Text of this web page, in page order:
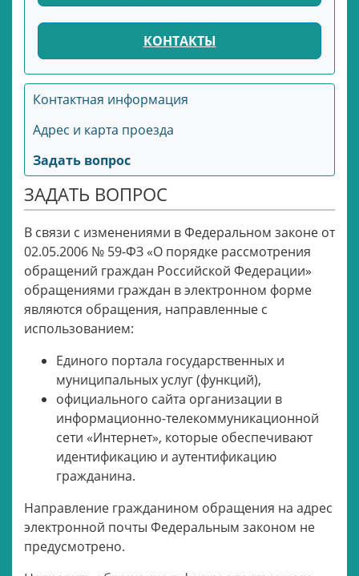
КОНТАКТЫ
Контактная информация
Адрес и карта проезда
Задать вопрос
ЗАДАТЬ ВОПРОС
В связи с изменениями в Федеральном законе от
02.05.2006 № 59-ФЗ «О порядке рассмотрения
обращений граждан Российской Федерации»
обращениями граждан в электронном форме
являются обращения, направленные с
использованием:
Единого портала государственных и
муниципальных услуг (функций),
официального сайта организации в
информационно-телекоммуникационной
сети «Интернет», которые обеспечивают
идентификацию и аутентификацию
гражданина.
Направление гражданином обращения на адрес
электронной почты Федеральным законом не
предусмотрено.